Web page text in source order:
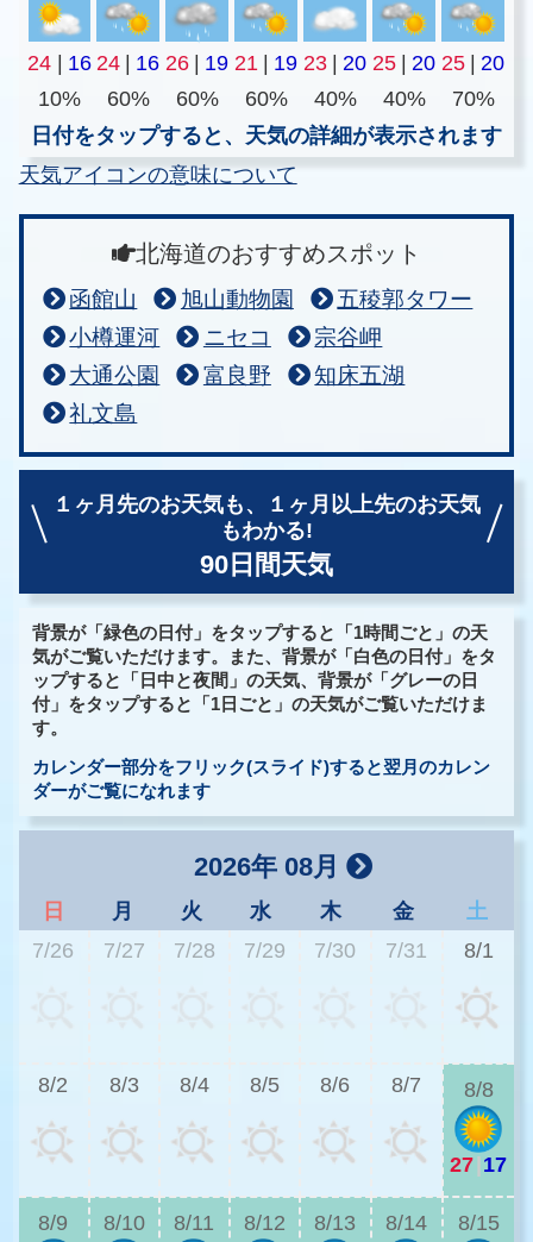
24 16 24 16 26 19 21 19 23 20 25 20 25
20
10%
60% 60% 60% 40% 40%
70%
日付をタップすると、天気の詳細が表示されます
天気アイコンの意味について
北海道のおすすめスポット
函館山 旭山動物園
五稜郭タワー
小樽運河
ニセコ
宗谷岬
大通公園
富良野
知床五湖
礼文島
１ヶ月先のお天気も、
１ヶ月以上先のお天気
もわかる!
90日間天気
背景が「緑色の日付」をタップすると「1時間ごと」の天
気がご覧いただけます。また、背景が「白色の日付」をタ
ップすると「日中と夜間」の天気、背景が「グレーの日
付」をタップすると「1日ごと」の天気がご覧いただけま
す。
カレンダー部分をフリック(スライド)すると翌月のカレン
ダーがご覧になれます
2026年 08月
日 月 火 水 木 金
土
7/26
7/27 7/28 7/29 7/30 7/31 8/1
8/2 8/3 8/4 8/5 8/6 8/7 8/8
27|17
8/9 8/10 8/11 8/12 8/13 8/14 8/15